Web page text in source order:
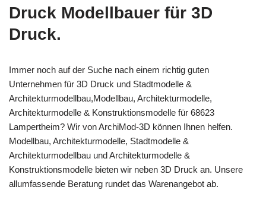
Druck Modellbauer für 3D
Druck.
Immer noch auf der Suche nach einem richtig guten
Unternehmen für 3D Druck und Stadtmodelle &
Architekturmodellbau,Modellbau, Architekturmodelle,
Architekturmodelle & Konstruktionsmodelle für 68623
Lampertheim? Wir von ArchiMod-3D können Ihnen helfen.
Modellbau, Architekturmodelle, Stadtmodelle &
Architekturmodellbau und Architekturmodelle &
Konstruktionsmodelle bieten wir neben 3D Druck an. Unsere
allumfassende Beratung rundet das Warenangebot ab.